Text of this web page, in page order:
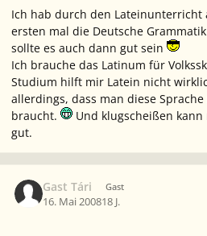
Ich hab durch den
ersten mal die Deutsche
sollte es auch dann gut sein
Ich brauche das Latinum für
Studium hilft mir Latein nicht
allerdings, dass man diese
braucht.
Und klugscheißen
gut.
Gast Tári Gast
16. Mai 200818 J.